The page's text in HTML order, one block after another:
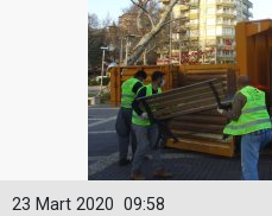
09:58
23 Mart 2020